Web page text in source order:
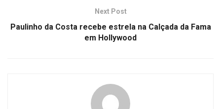
Next Post
Paulinho da Costa recebe estrela na Calçada da Fama
em Hollywood